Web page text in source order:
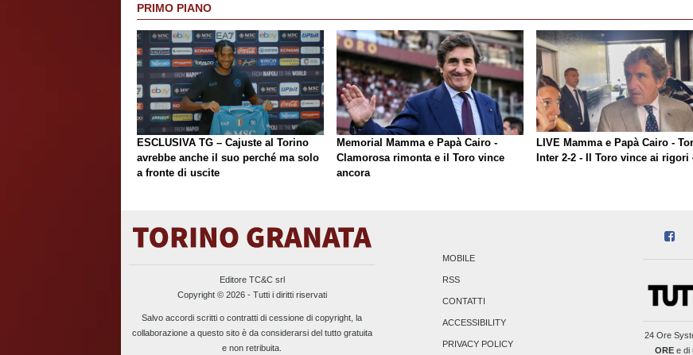
PRIMO PIANO
ESCLUSIVA TG – Cajuste al Torino
avrebbe anche il suo perché ma solo
a fronte di uscite
Memorial Mamma e Papà Cairo -
Clamorosa rimonta e il Toro vince
ancora
LIVE Mamma e Papà Cairo -
Inter 2-2 - Il Toro vince ai rigori
Editore TC&C srl
Copyright © 2026 - Tutti i diritti riservati
Salvo accordi scritti o contratti di cessione di copyright, la
collaborazione a questo sito è da considerarsi del tutto gratuita
e non retribuita.
MOBILE
RSS
CONTATTI
ACCESSIBILITY
PRIVACY POLICY
24 Ore
OREe di